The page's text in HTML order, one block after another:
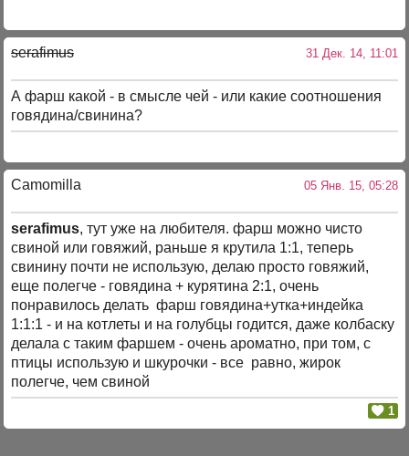
serafimus 31 Дек. 14, 11:01
А фарш какой - в смысле чей - или какие соотношения
говядина/свинина?
Camomilla 05 Янв. 15, 05:28
serafimus, тут уже на любителя. фарш можно чисто
свиной или говяжий, раньше я крутила 1:1, теперь
свинину почти не использую, делаю просто говяжий,
еще полегче - говядина + курятина 2:1, очень
понравилось делать фарш говядина+утка+индейка
1:1:1 - и на котлеты и на голубцы годится, даже колбаску
делала с таким фаршем - очень ароматно, при том, с
птицы использую и шкурочки - все равно, жирок
полегче, чем свиной
1